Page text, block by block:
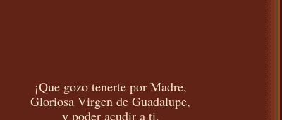
¡Que gozo tenerte por Madre,
Gloriosa Virgen de Guadalupe,
y poder acudir a ti,